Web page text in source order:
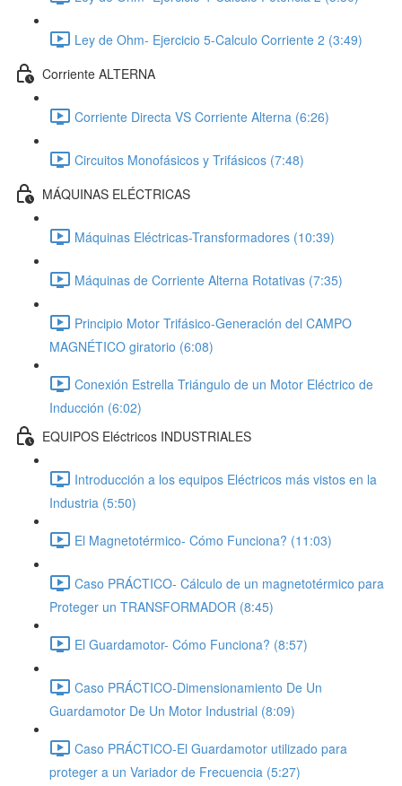
Ley de Ohm- Ejercicio 5-Calculo Corriente 2 (3:49)
Corriente ALTERNA
Corriente Directa VS Corriente Alterna (6:26)
Circuitos Monofásicos y Trifásicos (7:48)
MÁQUINAS ELÉCTRICAS
Máquinas Eléctricas-Transformadores (10:39)
Máquinas de Corriente Alterna Rotativas (7:35)
Principio Motor Trifásico-Generación del CAMPO
MAGNÉTICO giratorio (6:08)
Conexión Estrella Triángulo de un Motor Eléctrico de
Inducción (6:02)
EQUIPOS Eléctricos INDUSTRIALES
Introducción a los equipos Eléctricos más vistos en la
Industria (5:50)
El Magnetotérmico- Cómo Funciona? (11:03)
Caso PRÁCTICO- Cálculo de un magnetotérmico para
Proteger un TRANSFORMADOR (8:45)
El Guardamotor- Cómo Funciona? (8:57)
Caso PRÁCTICO-Dimensionamiento De Un
Guardamotor De Un Motor Industrial (8:09)
Caso PRÁCTICO-El Guardamotor utilizado para
proteger a un Variador de Frecuencia (5:27)